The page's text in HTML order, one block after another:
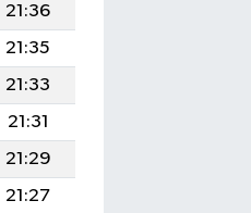
21:36
21:35
21:33
21:31
21:29
21:27